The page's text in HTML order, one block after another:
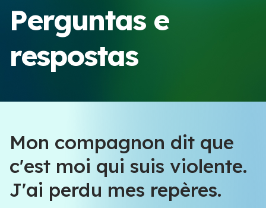
Violência no casal
Recursos e campanhas
Équipe VIOLENCE QUE FAIRE
Meet our team
Perguntas e
respostas
Mon compagnon dit que
c'est moi qui suis violente.
J'ai perdu mes repères.